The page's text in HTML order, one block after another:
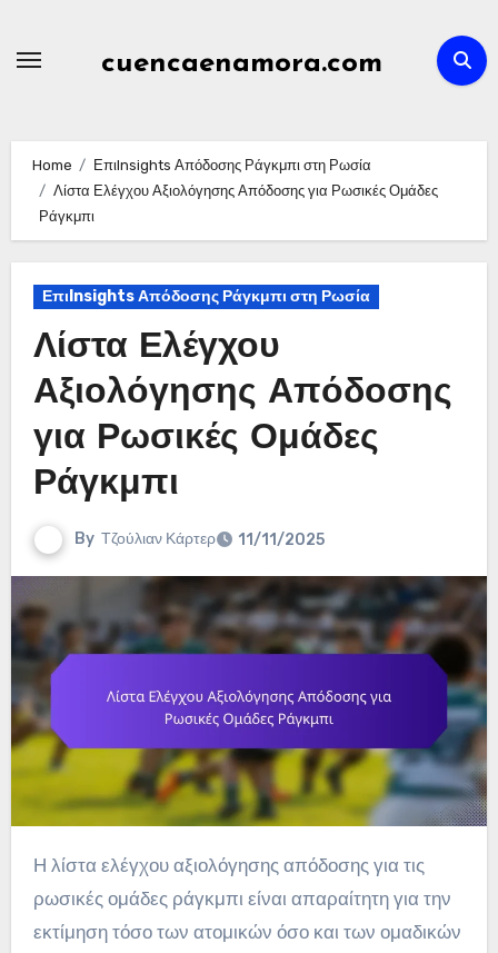
cuencaenamora.com
Home
ΕπιInsights Απόδοσης Ράγκμπι στη Ρωσία
Λίστα Ελέγχου Αξιολόγησης Απόδοσης για Ρωσικές Ομάδες
Ράγκμπι
ΕπιInsights Απόδοσης Ράγκμπι στη Ρωσία
Λίστα Ελέγχου
Αξιολόγησης Απόδοσης
για Ρωσικές Ομάδες
Ράγκμπι
By Τζούλιαν Κάρτερ 11/11/2025
Η λίστα ελέγχου αξιολόγησης απόδοσης για τις
ρωσικές ομάδες ράγκμπι είναι απαραίτητη για την
εκτίμηση τόσο των ατομικών όσο και των ομαδικών